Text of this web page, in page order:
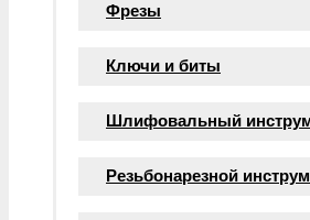
Фрезы
Ключи и биты
Шлифовальный
Резьбонарезной